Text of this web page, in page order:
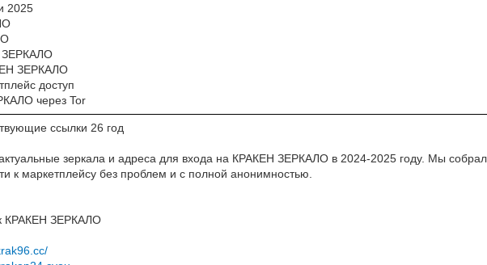
2025
ЗЕРКАЛО
ЗЕРКАЛО
доступ
через Tor
ссылки 26 год
зеркала и адреса для входа на КРАКЕН ЗЕРКАЛО в 2024-2025 году. Мы
к маркетплейсу без проблем и с полной анонимностью.
КРАКЕН ЗЕРКАЛО